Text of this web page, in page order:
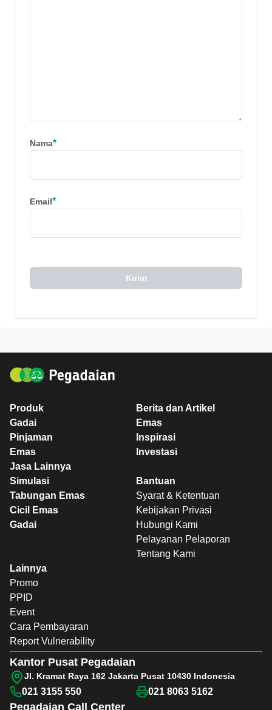
Nama*
Email*
Kirim
Produk
Gadai
Pinjaman
Emas
Jasa Lainnya
Berita dan Artikel
Emas
Inspirasi
Investasi
Simulasi
Tabungan Emas
Cicil Emas
Gadai
Bantuan
Syarat & Ketentuan
Kebijakan Privasi
Hubungi Kami
Pelayanan Pelaporan
Tentang Kami
Lainnya
Promo
PPID
Event
Cara Pembayaran
Report Vulnerability
Pegadaian Call Center
Kantor Pusat Pegadaian
Jl. Kramat Raya 162 Jakarta Pusat 10430 Indonesia
021 3155 550 021 8063 5162